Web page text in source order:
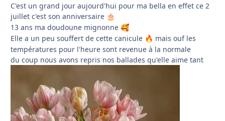
C'est un grand jour aujourd'hui pour ma bella en effet ce 2
juillet c'est son anniversaire 🎂
13 ans ma doudoune mignonne 🥰
Elle a un peu souffert de cette canicule 🔥 mais ouf les
températures pour l'heure sont revenue à la normale
du coup nous avons repris nos ballades qu'elle aime tant